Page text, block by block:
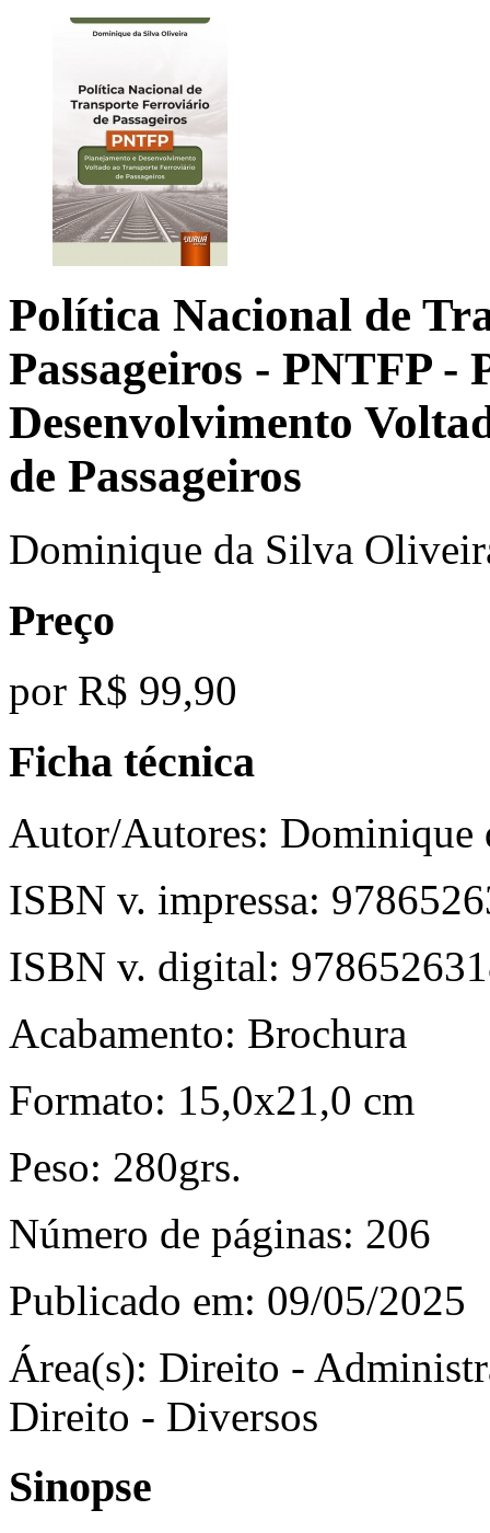
Política Nacional de
Passageiros - PNTFP -
Desenvolvimento
de Passageiros
Dominique da Silva
Preço
por R$ 99,90
Ficha técnica
Autor/Autores: Dominique
ISBN v. impressa:
ISBN v. digital:
Acabamento: Brochura
Formato: 15,0x21,0 cm
Peso: 280grs.
Número de páginas: 206
Publicado em: 09/05/2025
Área(s): Direito -
Direito - Diversos
Sinopse